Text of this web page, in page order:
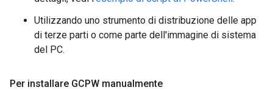
Utilizzando uno strumento di distribuzione delle app
di terze parti o come parte dell'immagine di sistema
del PC.
Per installare GCPW manualmente